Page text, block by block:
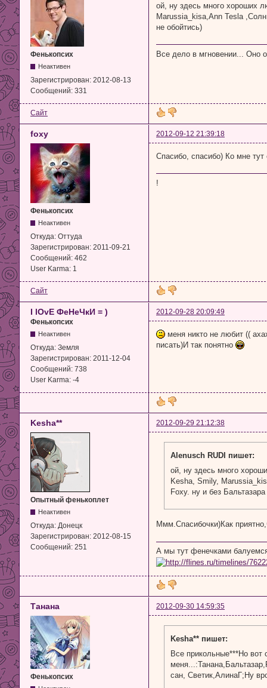
Фенькопсих
Неактивен
Зарегистрирован: 2012-08-13
Сообщений: 331
ой, ну здесь много хороших
Marussia_kisa,Ann Tesla
не обойтись)
Все дело в мгновении... Оно
Сайт
foxy 2012-09-12 21:39:18
Фенькопсих
Неактивен
Откуда: Оттуда
Зарегистрирован: 2011-09-21
Сообщений: 462
User Karma: 1
Спасибо, спасибо) Ко мне
!
Сайт
I lOvE ФеНеЧкИ = )
2012-09-28 20:09:49
Фенькопсих
Неактивен
Откуда: Земля
Зарегистрирован: 2011-12-04
Сообщений: 738
User Karma: -4
меня никто не любит ((
писать)И так понятно
Kesha** 2012-09-29 21:12:38
Опытный фенькоплет
Неактивен
Откуда: Донецк
Зарегистрирован: 2012-08-15
Сообщений: 251
Alenusch RUDI пишет:
ой, ну здесь много
Kesha, Smily,
Foxy. ну и без
Ммм.Спасибочки)Как
А мы тут фенечками
Танана 2012-09-30 14:59:35
Фенькопсих
Kesha** пишет:
Все прикольные***Но
сан, Светик,АлинаГ;Ну